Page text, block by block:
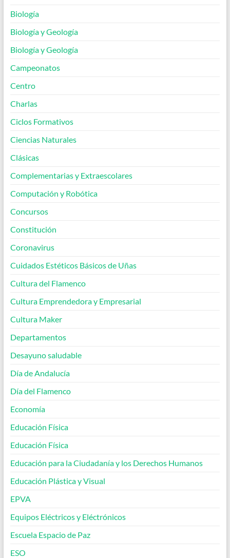
Biología
Biología y Geología
Biología y Geología
Campeonatos
Centro
Charlas
Ciclos Formativos
Ciencias Naturales
Clásicas
Complementarias y Extraescolares
Computación y Robótica
Concursos
Constitución
Coronavirus
Cuidados Estéticos Básicos de Uñas
Cultura del Flamenco
Cultura Emprendedora y Empresarial
Cultura Maker
Departamentos
Desayuno saludable
Día de Andalucía
Día del Flamenco
Economía
Educación Física
Educación Física
Educación para la Ciudadanía y los Derechos Humanos
Educación Plástica y Visual
EPVA
Equipos Eléctricos y Eléctrónicos
Escuela Espacio de Paz
ESO